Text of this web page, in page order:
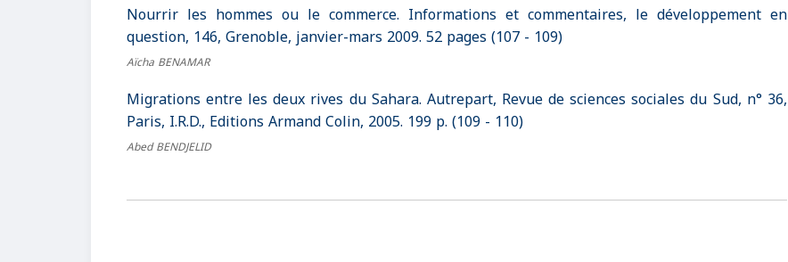
Nourrir les hommes ou le commerce. Informations et commentaires, le développement en
question, 146, Grenoble, janvier-mars 2009. 52 pages (107 - 109)
Aïcha BENAMAR
Migrations entre les deux rives du Sahara. Autrepart, Revue de sciences sociales du Sud, n° 36,
Paris, I.R.D., Editions Armand Colin, 2005. 199 p. (109 - 110)
Abed BENDJELID